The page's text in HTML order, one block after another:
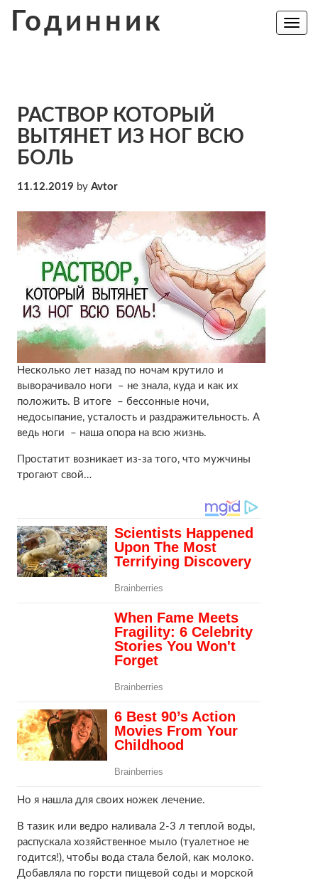
Годинник
Toggle
РАСТВОР КОТОРЫЙ
ВЫТЯНЕТ ИЗ НОГ ВСЮ
БОЛЬ
11.12.2019 by Avtor
Несколько лет назад по ночам крутило и
выворачивало ноги – не знала, куда и как их
положить. В итоге – бессонные ночи,
недосыпание, усталость и раздражительность. А
ведь ноги – наша опора на всю жизнь.
Простатит возникает из-за того, что мужчины
трогают свой…
Но я нашла для своих ножек лечение.
В тазик или ведро наливала 2-3 л теплой воды,
распускала хозяйственное мыло (туалетное не
годится!), чтобы вода стала белой, как молоко.
Добавляла по горсти пищевой соды и морской